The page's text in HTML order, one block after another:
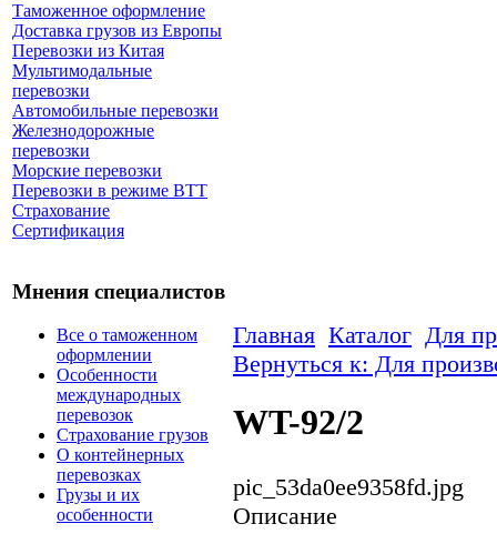
Таможенное оформление
Доставка грузов из Европы
Перевозки из Китая
Мультимодальные
перевозки
Автомобильные перевозки
Железнодорожные
перевозки
Морские перевозки
Перевозки в режиме ВТТ
Страхование
Сертификация
Мнения специалистов
Все о таможенном
оформлении
Особенности
международных
перевозок
Страхование грузов
О контейнерных
перевозках
Грузы и их
особенности
Главная Каталог Для
Вернуться к: Для
WT-92/2
pic_53da0ee9358fd.jpg
Описание